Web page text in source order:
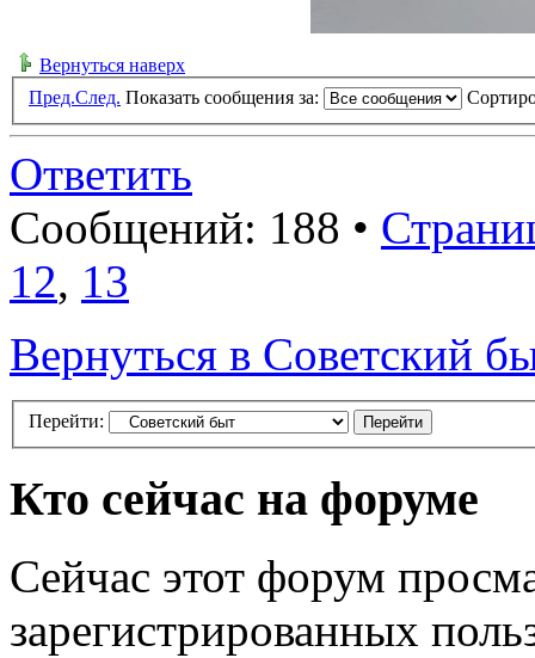
Вернуться наверх
Пред.След. Показать сообщения за:
Ответить
Сообщений: 188 •
12, 13
Вернуться в Советский
Перейти:
Кто сейчас на форуме
Сейчас этот форум
зарегистрированных